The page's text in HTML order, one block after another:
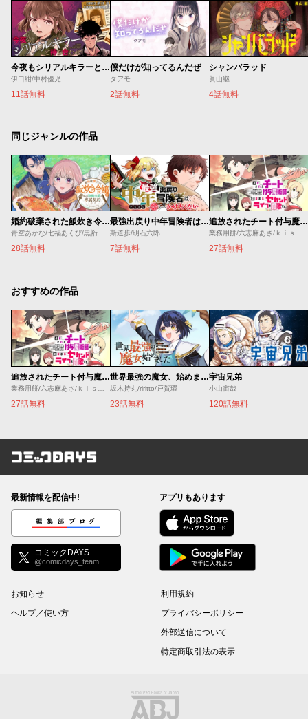
今夜もシリアルキラーと待ち合わせ
伊口紺/中村優児
11話無料
僕だけが知ってるんだぜ
タアモ
2話無料
シャンバラッド
眞山継
4話無料
同じジャンルの作品
婚約破棄された飯炊き令嬢の私は冷酷公爵と専属契約しました～ですが胃袋を掴んだ結果、冷たかった公爵様がどんどん優しくなっています～
青空あかな/七福あくび/黒裄
28話無料
最強出戻り中年冒険者は、今さら命なんてかけたくない
斯道歩/明石六郎
7話無料
追放されたチート付与魔術師は気ままなセカンドライフを謳歌する。 ～俺は武器だけじゃなく、あらゆるものに『強化ポイント』を付与できるし、俺の意思でいつでも効果を解除できるけど、残った人たち大丈夫？～
業務用餅/六志麻あさ/ｋｉｓｕｉ
27話無料
おすすめの作品
追放されたチート付与魔術師は気ままなセカンドライフを謳歌する。 ～俺は武器だけじゃなく、あらゆるものに『強化ポイント』を付与できるし、俺の意思でいつでも効果を解除できるけど、残った人たち大丈夫？～
27話無料
世界最強の魔女、始めました ～私だけ『攻略サイト』を見れる世界で自由に生きます～
坂木持丸/riritto/戸賀環
23話無料
宇宙兄弟
小山宙哉
120話無料
コミックDAYS
最新情報を配信中!
編集部ブログ
コミックDAYS
@comicdays_team
アプリもあります
お知らせ
ヘルプ／使い方
利用規約
プライバシーポリシー
外部送信について
特定商取引法の表示